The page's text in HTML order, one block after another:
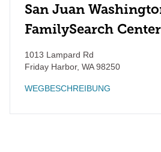
San Juan
FamilySearch Center
1013 Lampard Rd
Friday Harbor, WA98250
WEGBESCHREIBUNG